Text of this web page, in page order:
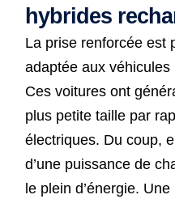
hybrides
La prise renforcée est
adaptée aux
Ces voitures ont
plus petite taille par
électriques. Du coup,
d’une puissance de
le plein d’énergie.